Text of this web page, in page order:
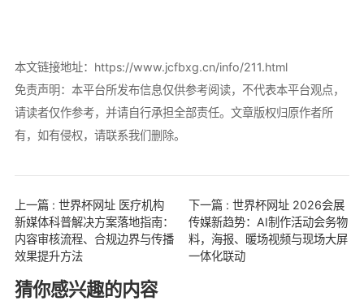
本文链接地址： https://www.jcfbxg.cn/info/211.html
免责声明：本平台所发布信息仅供参考阅读，不代表本平台观点，
请读者仅作参考，并请自行承担全部责任。文章版权归原作者所
有，如有侵权，请联系我们删除。
上一篇 : 世界杯网址 医疗机构
新媒体科普解决方案落地指南：
内容审核流程、合规边界与传播
效果提升方法
下一篇 : 世界杯网址 2026会展
传媒新趋势：AI制作活动会务物
料，海报、暖场视频与现场大屏
一体化联动
猜你感兴趣的内容